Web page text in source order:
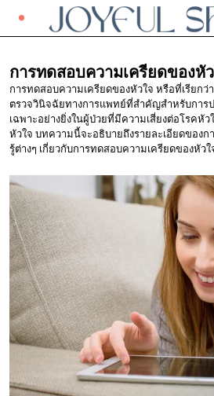
การทดสอบความเครียดของหั
การทดสอบความเครียดของหัวใจ หรือที่เรียกว่า
ตรวจวินิจฉัยทางการแพทย์ที่สำคัญสำหรับการ
เฉพาะอย่างยิ่งในผู้ป่วยที่มีความเสี่ยงต่อโรคหั
หัวใจ บทความนี้จะอธิบายถึงรายละเอียดของ
รู้ต่างๆ เกี่ยวกับการทดสอบความเครียดของหัวใ